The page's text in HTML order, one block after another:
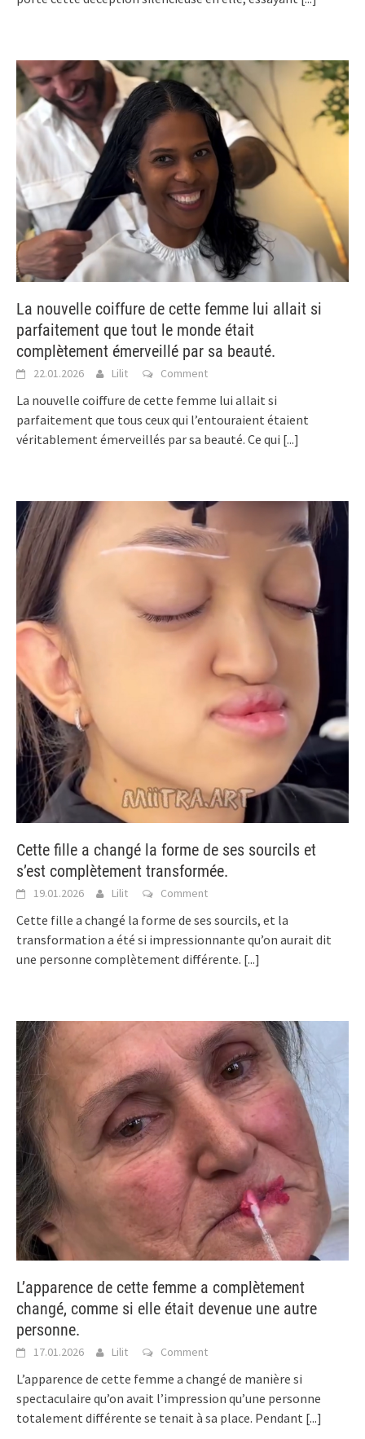
La nouvelle coiffure de cette femme lui allait si
parfaitement que tout le monde était
complètement émerveillé par sa beauté.
22.01.2026 Lilit Comment
La nouvelle coiffure de cette femme lui allait si
parfaitement que tous ceux qui l’entouraient étaient
véritablement émerveillés par sa beauté. Ce qui [...]
Cette fille a changé la forme de ses sourcils et
s’est complètement transformée.
19.01.2026 Lilit Comment
Cette fille a changé la forme de ses sourcils, et la
transformation a été si impressionnante qu’on aurait dit
une personne complètement différente. [...]
L’apparence de cette femme a complètement
changé, comme si elle était devenue une autre
personne.
17.01.2026 Lilit Comment
L’apparence de cette femme a changé de manière si
spectaculaire qu’on avait l’impression qu’une personne
totalement différente se tenait à sa place. Pendant [...]